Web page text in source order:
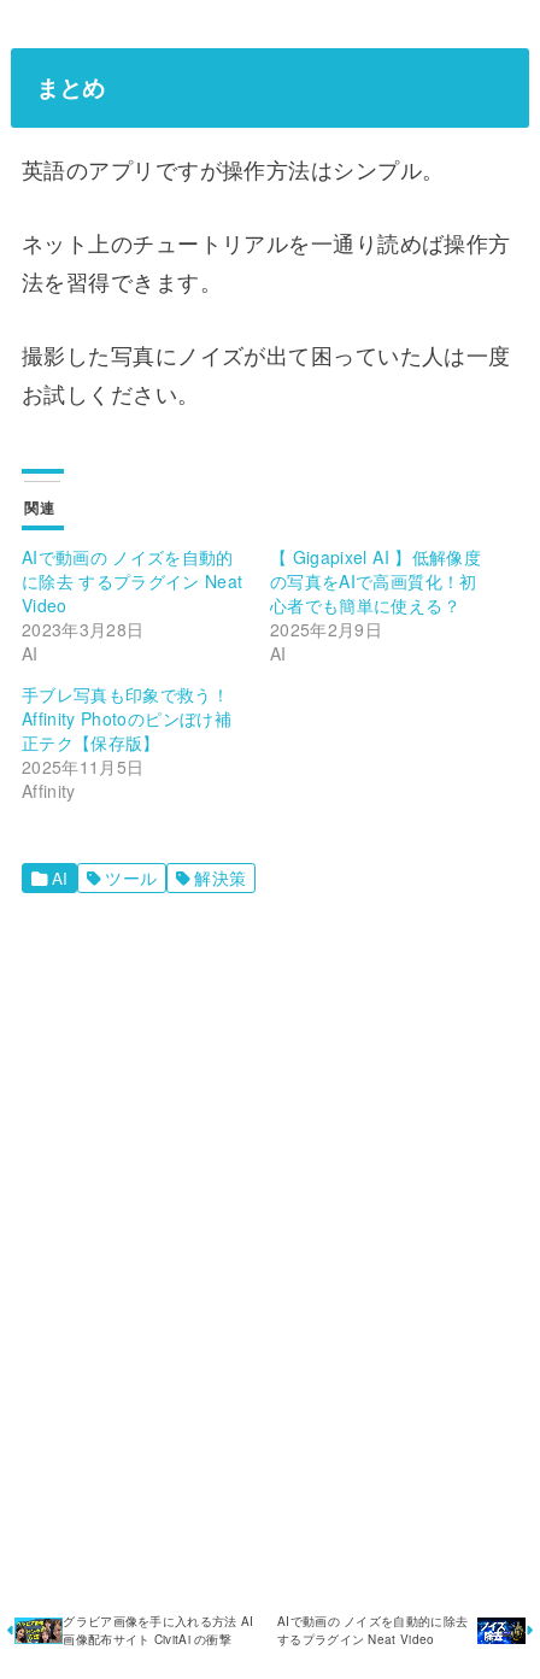
まとめ
英語のアプリですが操作方法はシンプル。
ネット上のチュートリアルを一通り読めば操作方
法を習得できます。
撮影した写真にノイズが出て困っていた人は一度
お試しください。
関連
AIで動画の ノイズを自動的
に除去 するプラグイン Neat
Video
2023年3月28日
AI
【 Gigapixel AI 】低解像度
の写真をAIで高画質化！初
心者でも簡単に使える？
2025年2月9日
AI
手ブレ写真も印象で救う！
Affinity Photoのピンぼけ補
正テク【保存版】
2025年11月5日
Affinity
AI ツール 解決策
グラビア画像を手に入れる方法 AI
画像配布サイト CivitAi の衝撃
AIで動画の ノイズを自動的に除去
するプラグイン Neat Video